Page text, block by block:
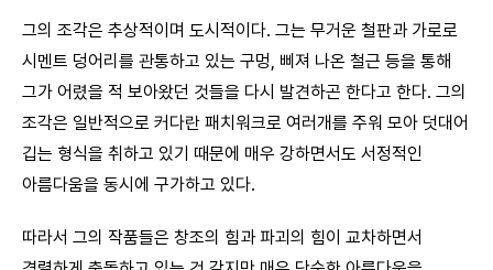
그의 조각은 추상적이며 도시적이다. 그는 무거운 철판과 가로로
시멘트 덩어리를 관통하고 있는 구멍, 삐져 나온 철근 등을 통해
그가 어렸을 적 보아왔던 것들을 다시 발견하곤 한다고 한다. 그의
조각은 일반적으로 커다란 패치워크로 여러개를 주워 모아 덧대어
깁는 형식을 취하고 있기 때문에 매우 강하면서도 서정적인
아름다움을 동시에 구가하고 있다.
따라서 그의 작품들은 창조의 힘과 파괴의 힘이 교차하면서